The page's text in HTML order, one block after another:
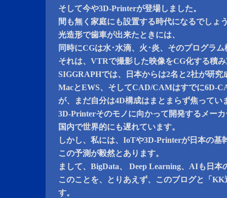
そして今や3D-Printerが登場しました。
間も無く家庭にも設置する時代になるでしょ
光造形で歯車が出来たときには、
同時にCGは水･水滴、火･炎、そのプログラ
それは、VTRで撮影した映像をCG化する積
SIGGRAPHでは、日本からは2名と2社が研究
MacとEWS、そしてCAD/CAMはすでに6D-
が、まだ自分は4D構成はまとまらず焦ってい
3D-Printerそのモノに向かって開発するメー
国内で世界的にも遅れています。
しかし、私には、IoTや3D-Printerが日本の基
この予測が毅然とあります。
まして、BigData、 Deep Learning、AIも日本
このことを、とりあえず、このブログと「
す。